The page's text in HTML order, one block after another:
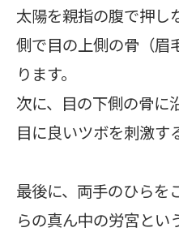
太陽を親指の腹で押し
側で目の上側の骨（眉
ります。
次に、目の下側の骨に
目に良いツボを刺激す
最後に、両手のひらを
らの真ん中の労宮とい